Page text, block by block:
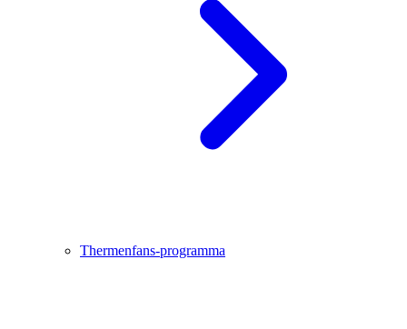
Thermenfans-programma